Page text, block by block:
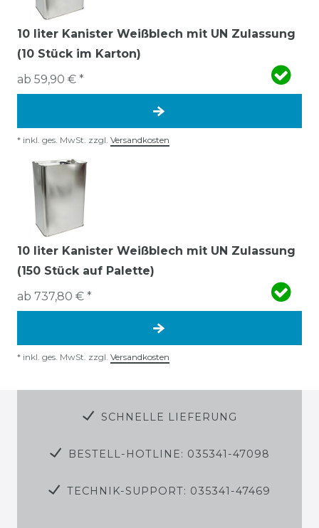
10 liter Kanister Weißblech mit UN Zulassung
(10 Stück im Karton)
ab 59,90 € *
* inkl. ges. MwSt. zzgl. Versandkosten
10 liter Kanister Weißblech mit UN Zulassung
(150 Stück auf Palette)
ab 737,80 € *
* inkl. ges. MwSt. zzgl. Versandkosten
SCHNELLE LIEFERUNG
BESTELL-HOTLINE: 035341-47098
TECHNIK-SUPPORT: 035341-47469